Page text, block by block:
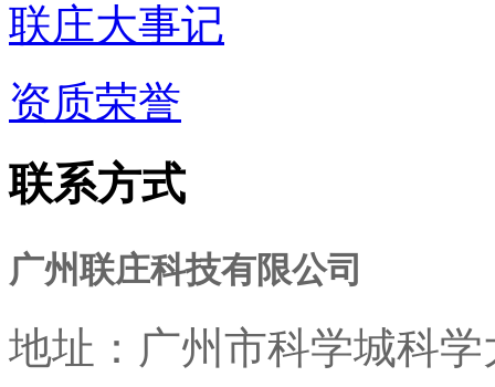
联庄大事记
资质荣誉
联系方式
广州联庄科技有限公司
地址： 广州市科学城科